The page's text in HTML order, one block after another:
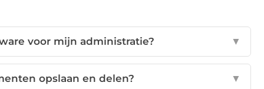
voor mijn administratie? ▼
opslaan en delen? ▼